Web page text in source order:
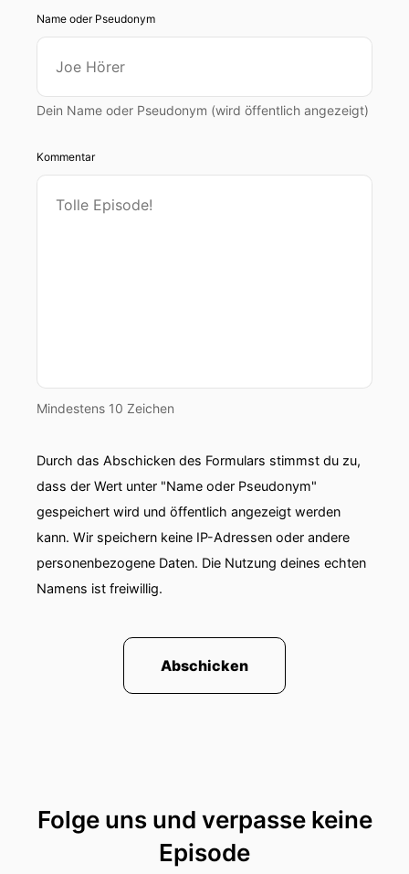
Name oder Pseudonym
Dein Name oder Pseudonym (wird öffentlich angezeigt)
Kommentar
Mindestens 10 Zeichen
Durch das Abschicken des Formulars stimmst du zu,
dass der Wert unter "Name oder Pseudonym"
gespeichert wird und öffentlich angezeigt werden
kann. Wir speichern keine IP-Adressen oder andere
personenbezogene Daten. Die Nutzung deines echten
Namens ist freiwillig.
Abschicken
Folge uns und verpasse keine
Episode